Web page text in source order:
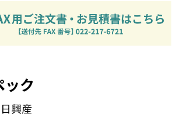
ック
興産